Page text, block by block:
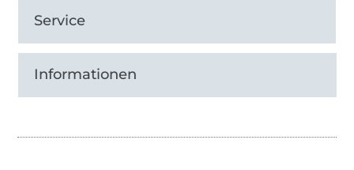
Service
Informationen